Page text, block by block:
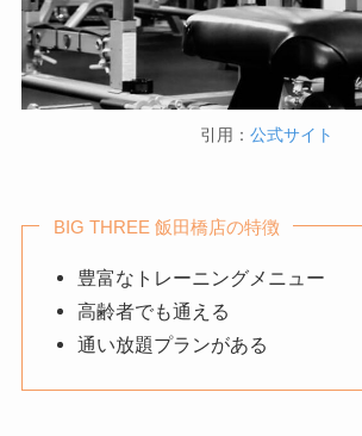
引用： 公式サイト
BIG THREE 飯田橋店の特徴
豊富なトレーニングメニュー
高齢者でも通える
通い放題プランがある